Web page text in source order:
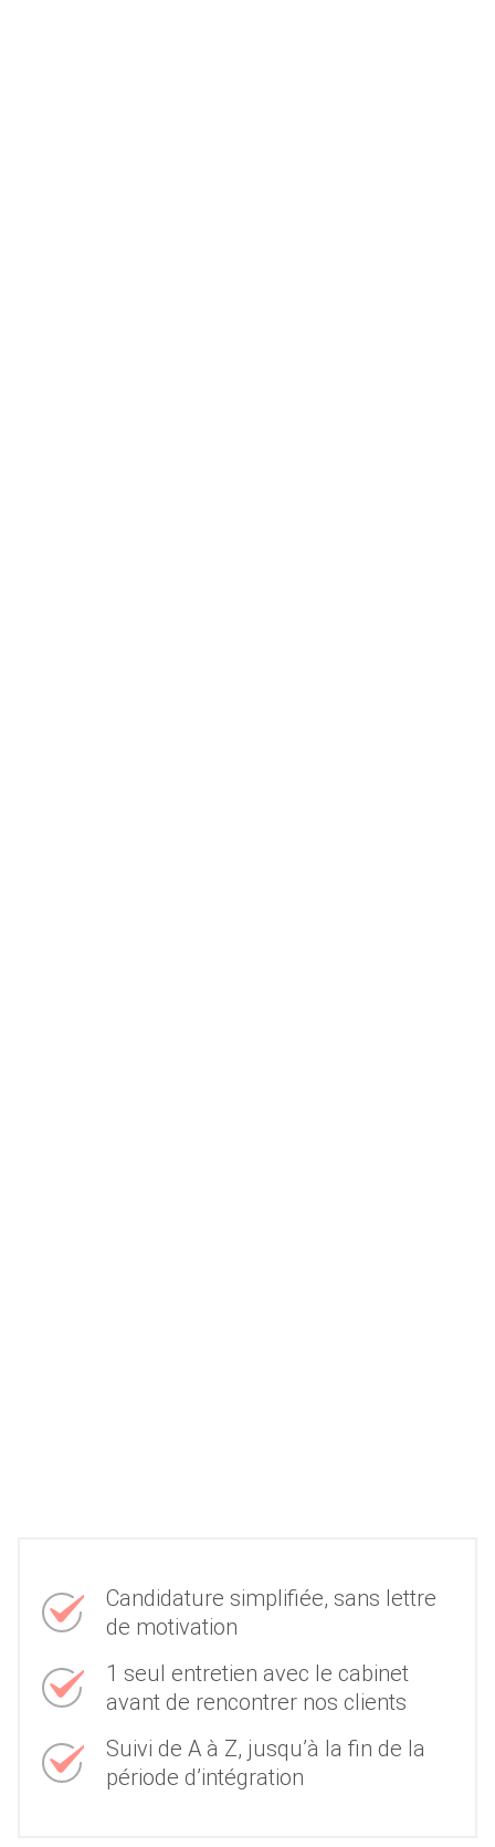
Candidature simplifiée, sans lettre
de motivation
1 seul entretien avec le cabinet
avant de rencontrer nos clients
Suivi de A à Z, jusqu’à la fin de la
période d’intégration